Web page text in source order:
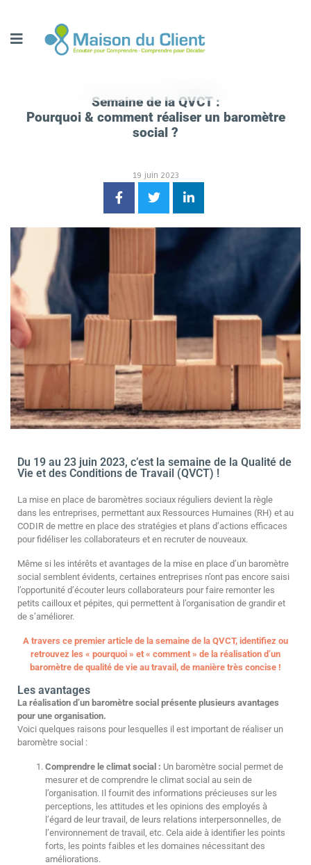
Semaine de la QVCT :
Pourquoi & comment réaliser un baromètre
social ?
19 juin 2023
Du 19 au 23 juin 2023, c’est la semaine de la Qualité de
Vie et des Conditions de Travail (QVCT) !
La mise en place de baromètres sociaux réguliers devient la règle
dans les entreprises, permettant aux Ressources Humaines (RH) et au
CODIR de mettre en place des stratégies et plans d’actions efficaces
pour fidéliser les collaborateurs et en recruter de nouveaux.
Même si les intérêts et avantages de la mise en place d’un baromètre
social semblent évidents, certaines entreprises n’ont pas encore saisi
l’opportunité d’écouter leurs collaborateurs pour faire remonter les
petits cailloux et pépites, qui permettent à l’organisation de grandir et
de s’améliorer.
A travers ce premier article de la semaine de la QVCT, identifiez ou
retrouvez les « pourquoi » et « comment » de la réalisation d’un
baromètre de qualité de vie au travail, de manière très concise !
Les avantages
La réalisation d’un baromètre social présente plusieurs avantages
pour une organisation.
Voici quelques raisons pour lesquelles il est important de réaliser un
baromètre social :
Comprendre le climat social : Un baromètre social permet de
mesurer et de comprendre le climat social au sein de
l’organisation. Il fournit des informations précieuses sur les
perceptions, les attitudes et les opinions des employés à
l’égard de leur travail, de leurs relations interpersonnelles, de
l’environnement de travail, etc. Cela aide à identifier les points
forts, les points faibles et les domaines nécessitant des
améliorations.